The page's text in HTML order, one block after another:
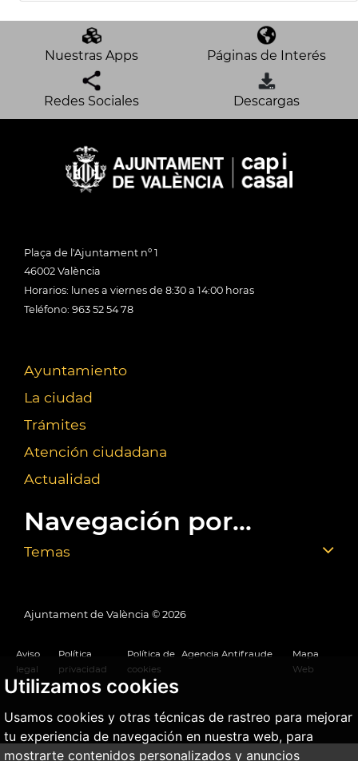
Utilizamos cookies
Usamos cookies y otras técnicas de rastreo para mejorar
tu experiencia de navegación en nuestra web, para
mostrarte contenidos personalizados y anuncios
Nuestras Apps Páginas de Interés
Redes Sociales Descargas
Plaça de l'Ajuntament nº 1
46002 València
Horarios: lunes a viernes de 8:30 a 14:00 horas
Teléfono: 963 52 54 78
Ayuntamiento
La ciudad
Trámites
Atención ciudadana
Actualidad
Navegación por...
Temas
Ajuntament de València © 2026
Aviso
legal
Política
privacidad
Política de
cookies
Agencia Antifraude
Mapa
Web